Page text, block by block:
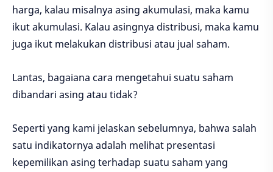
harga, kalau misalnya asing akumulasi, maka kamu
ikut akumulasi. Kalau asingnya distribusi, maka kamu
juga ikut melakukan distribusi atau jual saham.
Lantas, bagaiana cara mengetahui suatu saham
dibandari asing atau tidak?
Seperti yang kami jelaskan sebelumnya, bahwa salah
satu indikatornya adalah melihat presentasi
kepemilikan asing terhadap suatu saham yang